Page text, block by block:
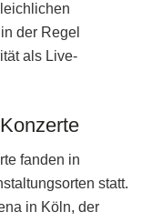
der Regel
als Live-
fanden in
statt.
in Köln, der